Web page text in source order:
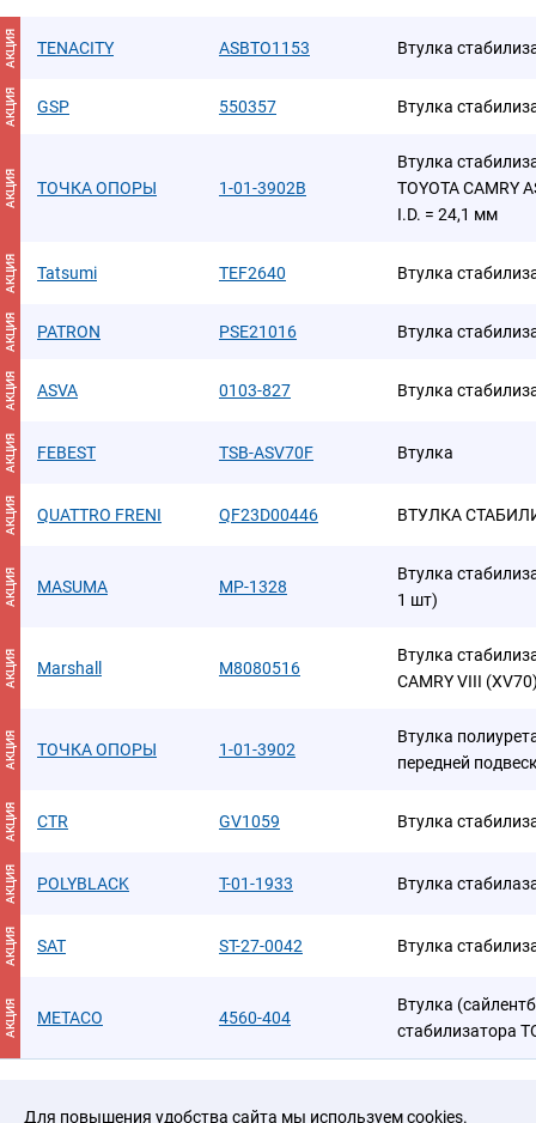
Для повышения удобства сайта мы используем cookies.
АКЦИЯ TENACITY ASBTO1153 Втулка
АКЦИЯ GSP 550357 Втулка
АКЦИЯ ТОЧКА ОПОРЫ 1-01-3902B
Втулка
TOYOTA CAMRY
I.D. = 24,1 мм
АКЦИЯ Tatsumi TEF2640 Втулка
АКЦИЯ PATRON PSE21016 Втулка
АКЦИЯ ASVA 0103-827 Втулка
АКЦИЯ FEBEST TSB-ASV70F Втулка
АКЦИЯ QUATTRO FRENI QF23D00446 ВТУЛКА
АКЦИЯ MASUMA MP-1328
Втулка
1 шт)
АКЦИЯ Marshall M8080516
Втулка
CAMRY VIII
АКЦИЯ ТОЧКА ОПОРЫ 1-01-3902
Втулка
передней
АКЦИЯ CTR GV1059 Втулка
АКЦИЯ POLYBLACK T-01-1933 Втулка
АКЦИЯ SAT ST-27-0042 Втулка
АКЦИЯ METACO 4560-404
Втулка
стабилизатора